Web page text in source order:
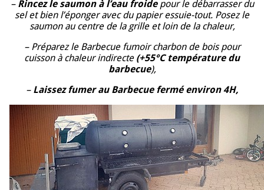
– Rincez le saumon à l’eau froidepour le débarrasser du
sel et bien l’éponger avec du papier essuie-tout. Posez le
saumon au centre de la grille et loin de la chaleur,
– Préparez le Barbecue fumoir charbon de bois pour
cuisson à chaleur indirecte (+55°C température du
barbecue),
– Laissez fumer au Barbecue fermé environ 4H,